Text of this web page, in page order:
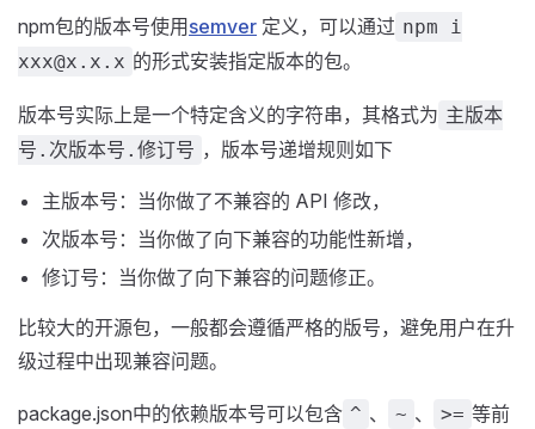
npm包的版本号使用 semver 定义，可以通过 npm i
xxx@x.x.x 的形式安装指定版本的包。
版本号实际上是一个特定含义的字符串，其格式为 主版本
号.次版本号.修订号 ，版本号递增规则如下
主版本号：当你做了不兼容的 API 修改，
次版本号：当你做了向下兼容的功能性新增，
修订号：当你做了向下兼容的问题修正。
比较大的开源包，一般都会遵循严格的版号，避免用户在升
级过程中出现兼容问题。
package.json中的依赖版本号可以包含 ^ 、 ~ 、 >= 等前